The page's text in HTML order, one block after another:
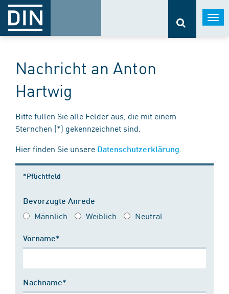
Nachricht an Anton
Hartwig
Bitte füllen Sie alle Felder aus, die mit einem
Sternchen (*) gekennzeichnet sind.
Hier finden Sie unsere Datenschutzerklärung
*Pflichtfeld
Bevorzugte Anrede
Männlich Weiblich Neutral
Vorname*
Nachname*